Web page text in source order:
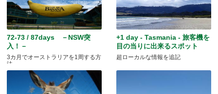
72-73 / 87days －NSW突
入！－
3カ月でオーストラリアを1周する方
法
+1 day - Tasmania - 旅客機を
目の当りに出来るスポット
超ローカルな情報を追記